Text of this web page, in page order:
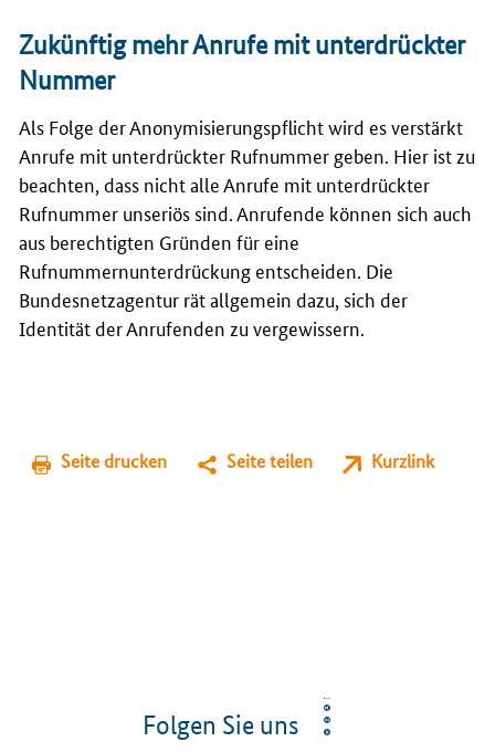
Zukünftig mehr Anrufe mit unterdrückter
Nummer
Als Folge der Anonymisierungspflicht wird es verstärkt
Anrufe mit unterdrückter Rufnummer geben. Hier ist zu
beachten, dass nicht alle Anrufe mit unterdrückter
Rufnummer unseriös sind. Anrufende können sich auch
aus berechtigten Gründen für eine
Rufnummernunterdrückung entscheiden. Die
Bundesnetzagentur rät allgemein dazu, sich der
Identität der Anrufenden zu vergewissern.
Seite drucken Seite teilen Kurzlink
Folgen Sie uns